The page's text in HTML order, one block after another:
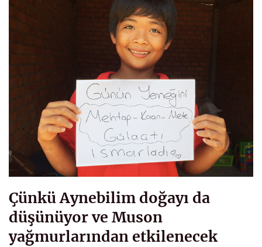
Çünkü Aynebilim doğayı da
düşünüyor ve Muson
yağmurlarından etkilenecek